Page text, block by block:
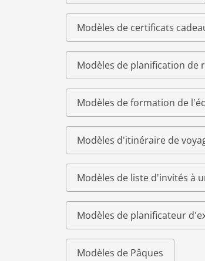
Modèles de certificats
Modèles de planification de
Modèles de formation de
Modèles d'itinéraire de
Modèles de liste d'invités à
Modèles de planificateur
Modèles de Pâques